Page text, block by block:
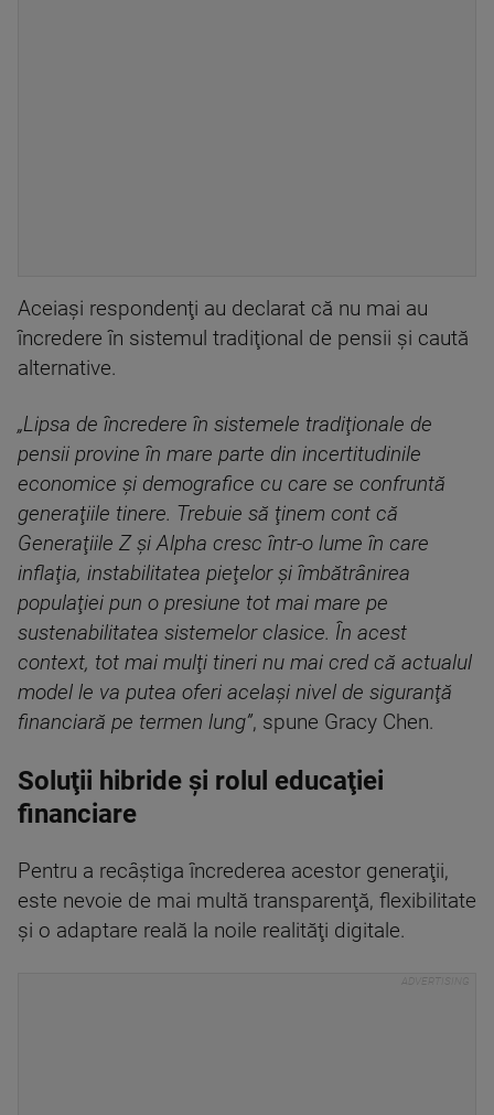
Aceiaşi respondenţi au declarat că nu mai au
încredere în sistemul tradiţional de pensii şi caută
alternative.
„Lipsa de încredere în sistemele tradiţionale de
pensii provine în mare parte din incertitudinile
economice şi demografice cu care se confruntă
generaţiile tinere. Trebuie să ţinem cont că
Generaţiile Z şi Alpha cresc într-o lume în care
inflaţia, instabilitatea pieţelor şi îmbătrânirea
populaţiei pun o presiune tot mai mare pe
sustenabilitatea sistemelor clasice. În acest
context, tot mai mulţi tineri nu mai cred că actualul
model le va putea oferi acelaşi nivel de siguranţă
financiară pe termen lung”, spune Gracy Chen.
Soluţii hibride şi rolul educaţiei
financiare
Pentru a recâştiga încrederea acestor generaţii,
este nevoie de mai multă transparenţă, flexibilitate
şi o adaptare reală la noile realităţi digitale.